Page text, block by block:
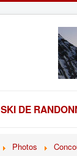
SKI DE
Photos